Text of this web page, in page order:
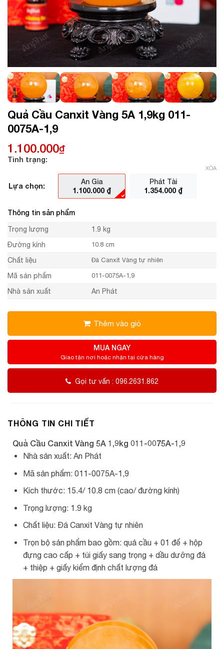
Quả Cầu Canxit Vàng 5A 1,9kg 011-
0075A-1,9
1.100.000₫
Tình trạng:
Lựa chọn:
An Gia
1.100.000 ₫
Phát Tài
1.354.000 ₫
XÓA
Thông tin sản phẩm
Trọng lượng
1.9 kg
Đường kính
10.8 cm
Chất liệu Đá Canxit Vàng tự nhiên
Mã sản phẩm 011-0075A-1,9
Nhà sản xuất An Phát
Thêm vào giỏ
MUA NGAY
Giao tận nơi hoặc nhận tại cửa hàng
Gọi tư vấn : 096.2631.862
THÔNG TIN CHI TIẾT
Quả Cầu Canxit Vàng 5A 1,9kg 011-0075A-1,9
Nhà sản xuất: An Phát
Mã sản phẩm: 011-0075A-1,9
Kích thước: 15.4/ 10.8 cm (cao/ đường kính)
Trọng lượng: 1.9 kg
Chất liệu: Đá Canxit Vàng tự nhiên
Trọn bộ sản phẩm bao gồm: quả cầu + 01 đế + hộp
đựng cao cấp + túi giấy sang trọng + dầu dưỡng đá
+ thiệp + giấy kiểm định chất lượng đá